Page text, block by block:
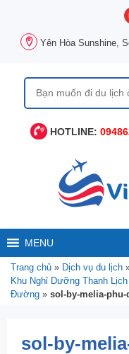
Yên Hòa Sunshine,
Tìm
kiếm
HOTLINE:
MENU
Trang chủ » Dịch vụ du lịch
Khu Nghỉ Dưỡng Thanh
Đường » sol-by-melia-
sol-by-